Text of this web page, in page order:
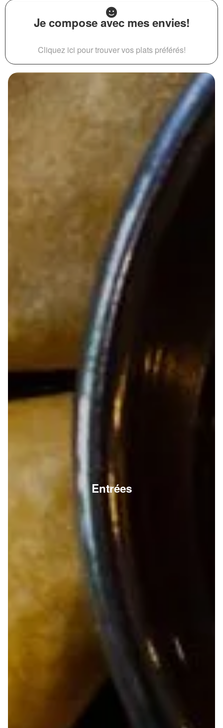
Je compose avec mes envies!
Cliquez ici pour trouver vos plats préférés!
Entrées